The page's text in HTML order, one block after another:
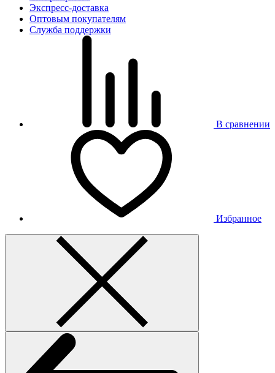
Экспресс-доставка
Оптовым покупателям
Служба поддержки
В сравнении
Избранное